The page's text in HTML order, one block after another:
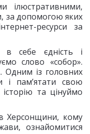
ілюстративними,
за допомогою яких
ресурси за
в себе єдність і
слово «собор».
Одним із головних
і пам’ятати свою
та цінуймо
Херсонщини, кому
ознайомитися